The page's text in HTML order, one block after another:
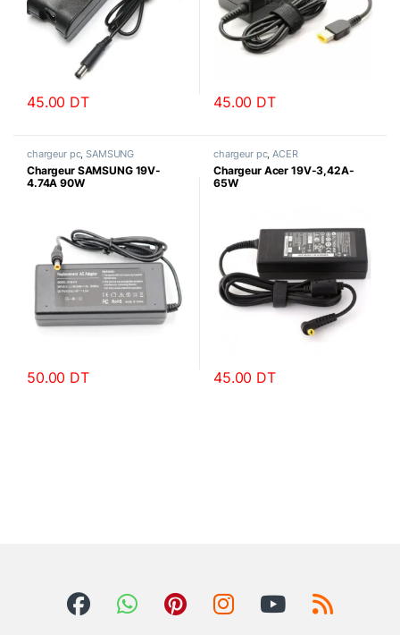
45.00 DT 45.00 DT
chargeur pc,SAMSUNG
Chargeur SAMSUNG 19V-
4.74A 90W
50.00 DT
chargeur pc,ACER
Chargeur Acer 19V-3,42A-
65W
45.00 DT